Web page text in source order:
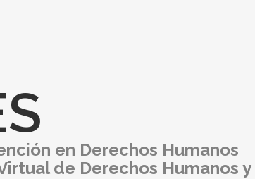
en Derechos Humanos
de Derechos Humanos